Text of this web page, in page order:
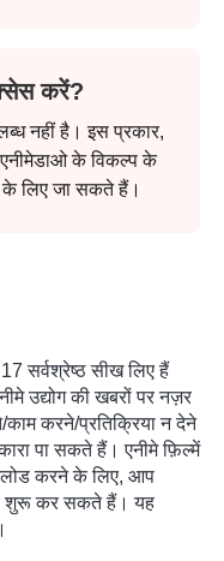
करें?
नहीं है। इस प्रकार,
के विकल्प के
के लिए जा सकते हैं।
सर्वश्रेष्ठ सीख लिए हैं
उद्योग की खबरों पर नज़र
करने/प्रतिक्रिया न देने
पा सकते हैं। एनीमे फ़िल्में
करने के लिए, आप
शुरू कर सकते हैं। यह